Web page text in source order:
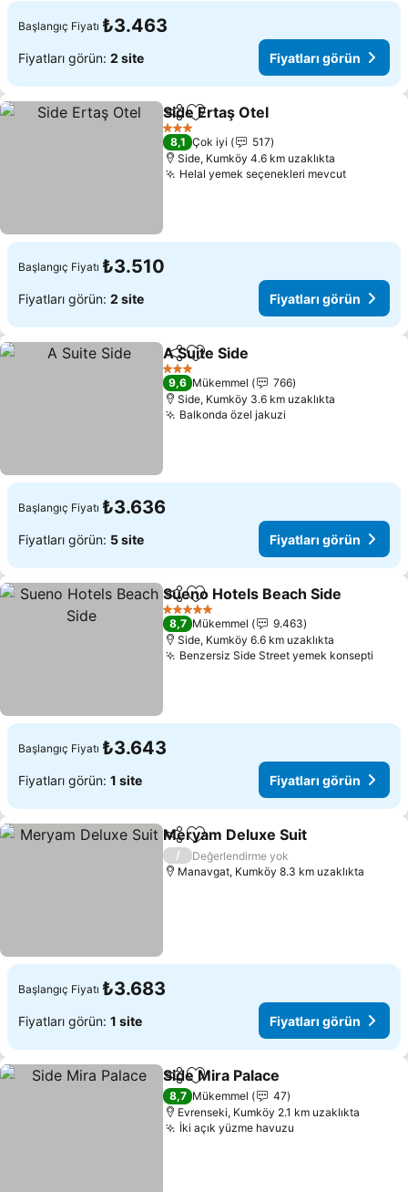
Başlangıç Fiyatı ₺3.463
Fiyatları görün: 2 site Fiyatları görün
PaylaşFavorilerime ekle
Side Ertaş Otel
3 Yıldız
8,1 Çok iyi
517
Side, Kumköy 4.6 km uzaklıkta
Helal yemek seçenekleri mevcutFiyatları
Başlangıç Fiyatı ₺3.510
Fiyatları görün: 2 site Fiyatları görün
PaylaşFavorilerime ekle
A Suite Side
3 Yıldız
9,6 Mükemmel
766
Side, Kumköy 3.6 km uzaklıkta
Balkonda özel jakuzi
Başlangıç Fiyatı ₺3.636
Fiyatları görün: 5 site Fiyatları görün
PaylaşFavorilerime ekle
Sueno Hotels Beach Side
5 Yıldız
8,7 Mükemmel
9.463
Side, Kumköy 6.6 km uzaklıkta
Benzersiz Side Street yemek konsepti
Başlangıç Fiyatı ₺3.643
Fiyatları görün: 1 site Fiyatları görün
PaylaşFavorilerime ekle
Meryam Deluxe Suit
/
Değerlendirme yok
Manavgat, Kumköy 8.3 km uzaklıkta
Başlangıç Fiyatı ₺3.683
Fiyatları görün: 1 site Fiyatları görün
PaylaşFavorilerime ekle
Side Mira Palace
8,7 Mükemmel
47
Evrenseki, Kumköy 2.1 km uzaklıkta
İki açık yüzme havuzu